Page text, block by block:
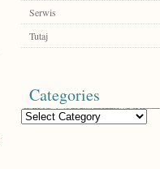
Serwis
Tutaj
Categories
Categories